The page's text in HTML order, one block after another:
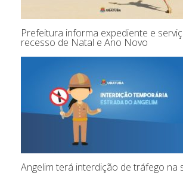
Prefeitura informa expediente e
recesso de Natal e Ano Novo
Angelim terá interdição de tráfego na